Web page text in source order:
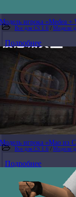
Модель игрока «Medea +
Все для CS 1.6 / Модели
Подробнее
Модель игрока «Mao из
Все для CS 1.6 / Модели
Подробнее